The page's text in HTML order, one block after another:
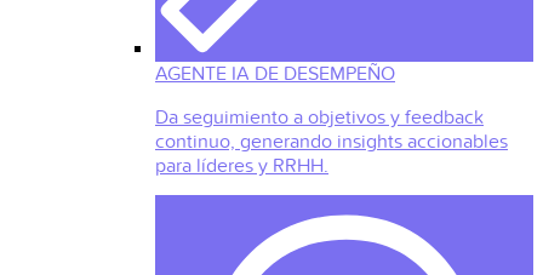
AGENTE IA DE DESEMPEÑO
Da seguimiento a objetivos y feedback
continuo, generando insights accionables
para líderes y RRHH.